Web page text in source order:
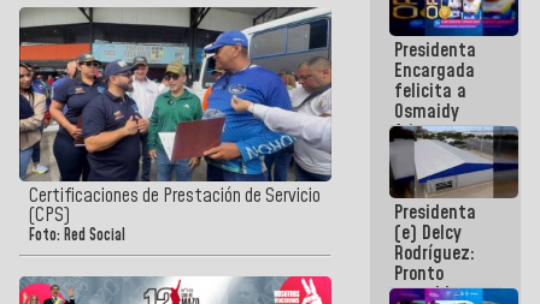
Certificaciones de Prestación de Servicio
(CPS)
Foto: Red Social
ejecución de
fondos de
emergencia
post-sismos
Presidenta
Encargada
felicita a
Osmaidy
Arias y
Giraly
Marcano por
hacer
historia en
los
Centroamericanos
Presidenta
(e) Delcy
Rodríguez:
Pronto
restableceremos